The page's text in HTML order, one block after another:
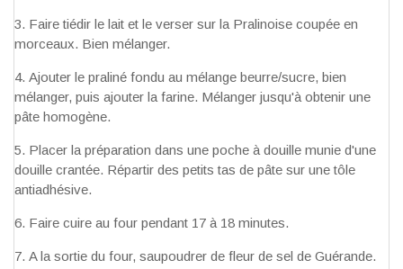
Faire tiédir le lait et le verser sur la Pralinoise coupée en
morceaux. Bien mélanger.
Ajouter le praliné fondu au mélange beurre/sucre, bien
mélanger, puis ajouter la farine. Mélanger jusqu'à obtenir une
pâte homogène.
Placer la préparation dans une poche à douille munie d'une
douille crantée. Répartir des petits tas de pâte sur une tôle
antiadhésive.
Faire cuire au four pendant 17 à 18 minutes.
A la sortie du four, saupoudrer de fleur de sel de Guérande.